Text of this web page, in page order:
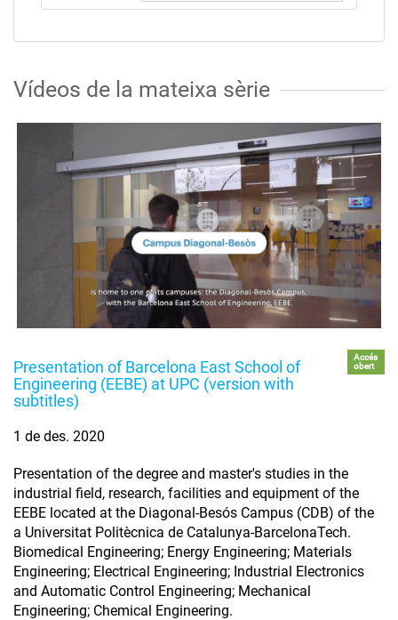
Vídeos de la mateixa sèrie
Presentation of Barcelona East School of
Engineering (EEBE) at UPC (version with
subtitles)
Accés
obert
1 de des. 2020
Presentation of the degree and master's studies in the
industrial field, research, facilities and equipment of the
EEBE located at the Diagonal-Besós Campus (CDB) of the
a Universitat Politècnica de Catalunya-BarcelonaTech.
Biomedical Engineering; Energy Engineering; Materials
Engineering; Electrical Engineering; Industrial Electronics
and Automatic Control Engineering; Mechanical
Engineering; Chemical Engineering.